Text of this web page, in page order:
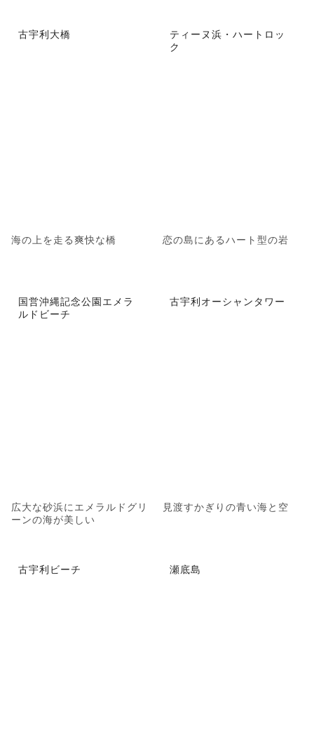
古宇利大橋
海の上を走る爽快な橋
ティーヌ浜・ハートロッ
ク
恋の島にあるハート型の岩
国営沖縄記念公園エメラ
ルドビーチ
広大な砂浜にエメラルドグリ
ーンの海が美しい
古宇利オーシャンタワー
見渡すかぎりの青い海と空
古宇利ビーチ 瀬底島